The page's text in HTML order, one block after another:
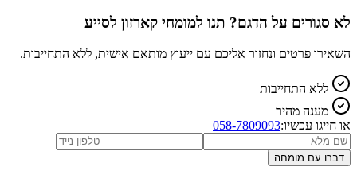
לא סגורים על הדגם? תנו למומחי קארזון לסייע
השאירו פרטים ונחזור אליכם עם ייעוץ מותאם אישית, ללא התחייבות.
ללא התחייבות
מענה מהיר
או חייגו עכשיו:058-7809093
דברו עם מומחה